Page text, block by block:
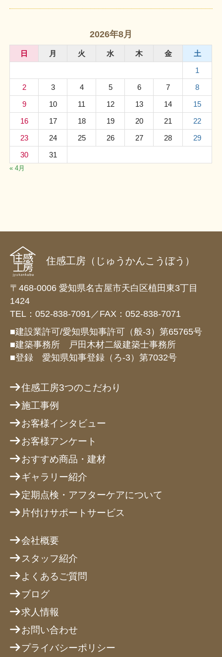
2026年8月
日 月 火 水 木 金
土
1
2
3 4 5 6 7
8
9
10 11 12 13 14
15
16
17 18 19 20 21
22
23
24 25 26 27 28
29
30
31
« 4月
住感工房（じゅうかんこうぼう）
〒468-0006 愛知県名古屋市天白区植田東3丁目
1424
TEL：052-838-7091／FAX：052-838-7071
■建設業許可/愛知県知事許可（般-3）第65765号
■建築事務所 戸田木材二級建築士事務所
■登録 愛知県知事登録（ろ-3）第7032号
住感工房3つのこだわり
施工事例
お客様インタビュー
お客様アンケート
おすすめ商品・建材
ギャラリー紹介
定期点検・アフターケアについて
片付けサポートサービス
会社概要
スタッフ紹介
よくあるご質問
ブログ
求人情報
お問い合わせ
プライバシーポリシー